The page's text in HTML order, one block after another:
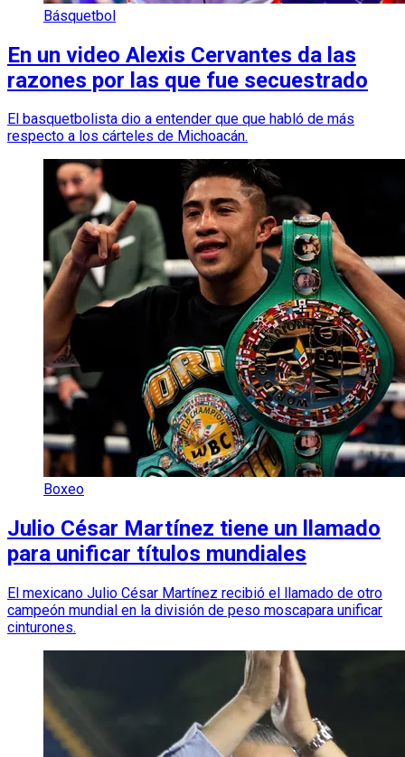
Básquetbol
En un video Alexis Cervantes da las
razones por las que fue secuestrado
El basquetbolista dio a entender que que habló de más
respecto a los cárteles de Michoacán.
Boxeo
Julio César Martínez tiene un llamado
para unificar títulos mundiales
El mexicano Julio César Martínez recibió el llamado de otro
campeón mundial en la división de peso moscapara unificar
cinturones.